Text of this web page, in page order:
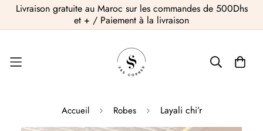
Livraison gratuite au Maroc sur les commandes de 500Dhs
et + / Paiement à la livraison
Accueil Robes Layali chi’r